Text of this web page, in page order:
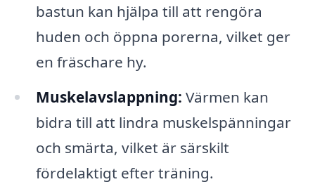
bastun kan hjälpa till att rengöra
huden och öppna porerna, vilket ger
en fräschare hy.
Muskelavslappning: Värmen kan
bidra till att lindra muskelspänningar
och smärta, vilket är särskilt
fördelaktigt efter träning.